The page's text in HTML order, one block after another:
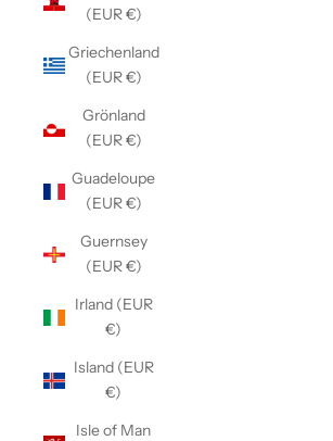
(EUR €)
Griechenland
(EUR €)
Grönland
(EUR €)
Guadeloupe
(EUR €)
Guernsey
(EUR €)
Irland (EUR
€)
Island (EUR
€)
Isle of Man